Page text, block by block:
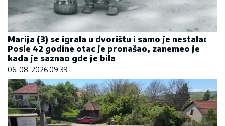
Marija (3) se igrala u dvorištu i samo je nestala:
Posle 42 godine otac je pronašao, zanemeo je
kada je saznao gde je bila
06. 08. 2026 09:39